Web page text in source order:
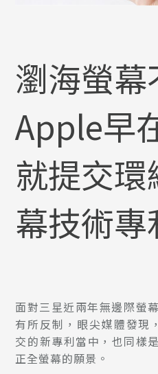
瀏海螢幕
Apple早
就提交
幕技術專
面對三星近兩年無邊際螢
有所反制，眼尖媒體發現
交的新專利當中，也同樣
正全螢幕的願景。